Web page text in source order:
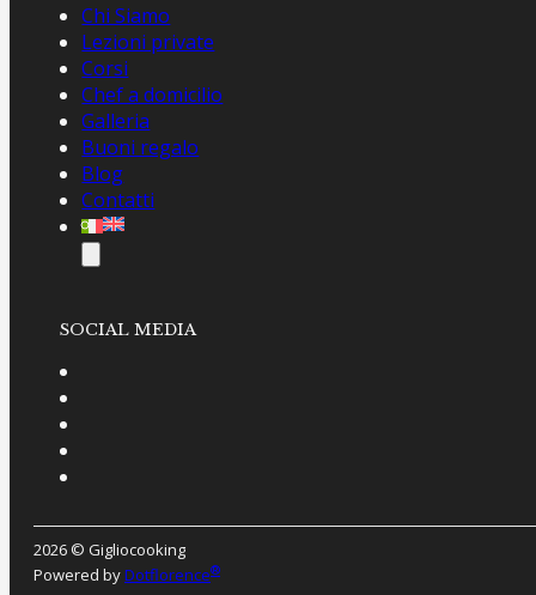
Chi Siamo
Lezioni private
Corsi
Chef a domicilio
Galleria
Buoni regalo
Blog
Contatti
SOCIAL MEDIA
2026 © Gigliocooking
Powered byDotflorence®